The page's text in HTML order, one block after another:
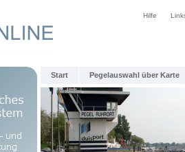
Hilfe
Start Pegelauswahl über Karte